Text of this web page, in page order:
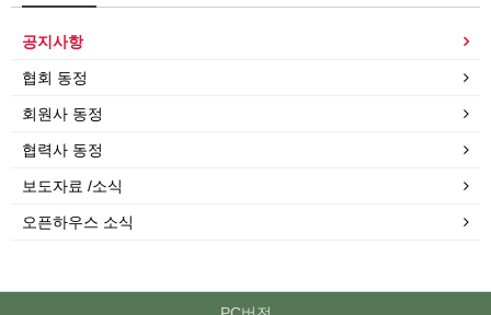
공지사항
협회 동정
회원사 동정
협력사 동정
보도자료 /소식
오픈하우스 소식